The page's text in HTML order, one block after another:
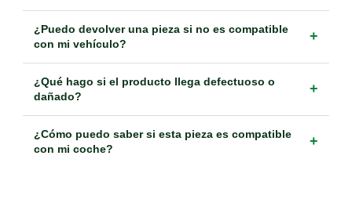
¿Puedo devolver una pieza si no es compatible
con mi vehículo?
+
¿Qué hago si el producto llega defectuoso o
dañado?
+
¿Cómo puedo saber si esta pieza es compatible
con mi coche?
+